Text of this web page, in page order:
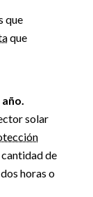
que
que
solar
cantidad de
horas o